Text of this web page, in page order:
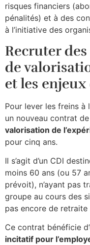
risques financiers
pénalités) et à des
à l’initiative des
Recruter
de
et les
Pour lever les freins à
un nouveau contrat
valorisation de
pour cinq ans.
Il s’agit d’un CDI
moins 60 ans (ou 57
prévoit), n’ayant pas
groupe au cours des
pas encore de retraite
Ce contrat bénéficie
incitatif pour